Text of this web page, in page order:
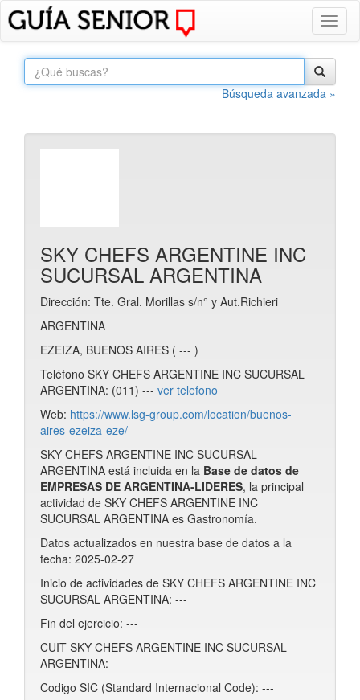
Búsqueda avanzada »
SKY CHEFS ARGENTINE INC
SUCURSAL ARGENTINA
Dirección: Tte. Gral. Morillas s/n° y Aut.Richieri
ARGENTINA
EZEIZA, BUENOS AIRES ( --- )
Teléfono SKY CHEFS ARGENTINE INC SUCURSAL
ARGENTINA: (011) --- ver telefono
Web: https://www.lsg-group.com/location/buenos-
aires-ezeiza-eze/
SKY CHEFS ARGENTINE INC SUCURSAL
ARGENTINA está incluida en la Base de datos de
EMPRESAS DE ARGENTINA-LIDERES, la principal
actividad de SKY CHEFS ARGENTINE INC
SUCURSAL ARGENTINA es Gastronomía.
Datos actualizados en nuestra base de datos a la
fecha: 2025-02-27
Inicio de actividades de SKY CHEFS ARGENTINE INC
SUCURSAL ARGENTINA: ---
Fin del ejercicio: ---
CUIT SKY CHEFS ARGENTINE INC SUCURSAL
ARGENTINA: ---
Codigo SIC (Standard Internacional Code): ---